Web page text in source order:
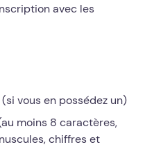
avec les
vous en possédez un)
moins 8 caractères,
chiffres et